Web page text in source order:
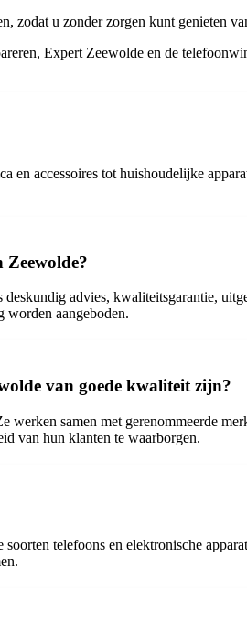
zodat u zonder zorgen kunt genieten
Expert Zeewolde en de
accessoires tot huishoudelijke
advies, kwaliteitsgarantie,
worden aangeboden.
van goede kwaliteit zijn?
samen met gerenommeerde
van hun klanten te waarborgen.
telefoons en elektronische